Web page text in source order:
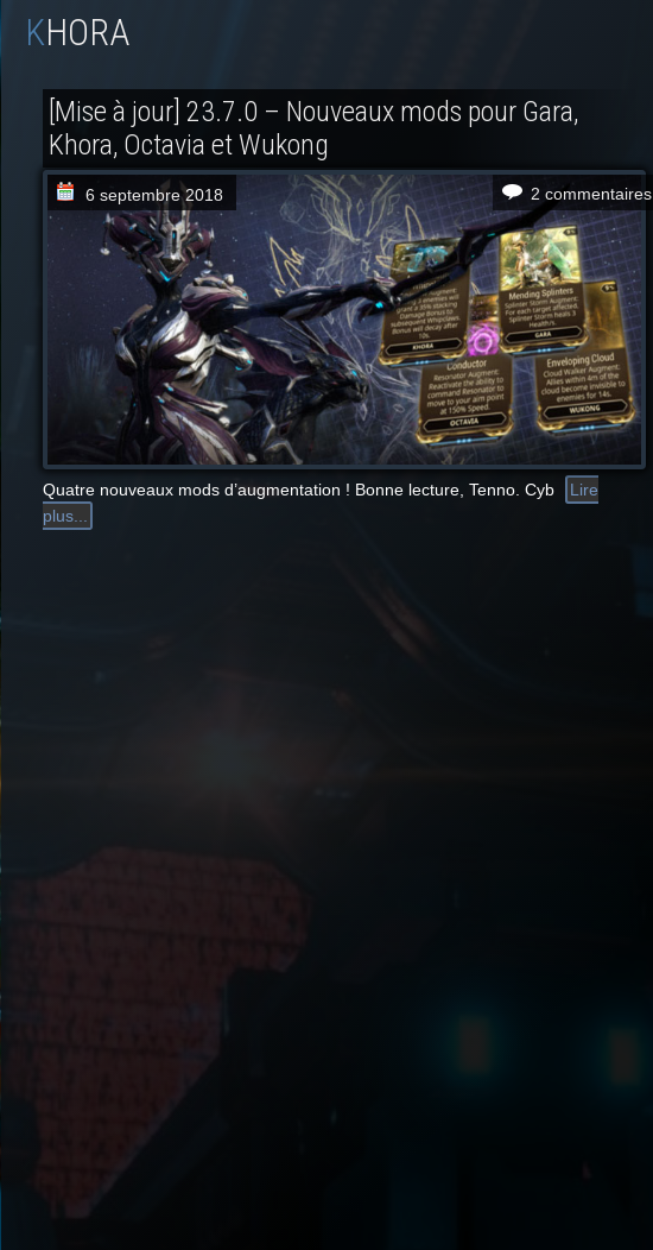
KHORA
[Mise à jour] 23.7.0 – Nouveaux mods pour Gara,
Khora, Octavia et Wukong
6 septembre 2018 2 commentaires
Quatre nouveaux mods d’augmentation ! Bonne lecture, Tenno. Cyb
Lire
plus...